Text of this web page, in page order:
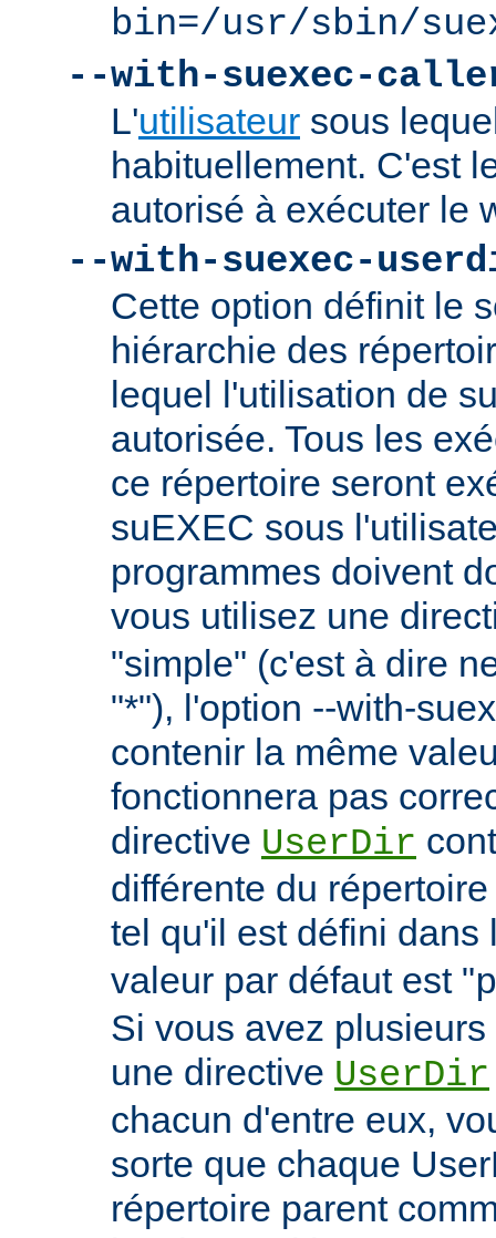
bin=/usr/sbin/
--with-suexec-
L'utilisateur sous
habituellement. C'est
autorisé à exécuter le
--with-suexec-
Cette option définit le
hiérarchie des
lequel l'utilisation de
autorisée. Tous les
ce répertoire seront
suEXEC sous
programmes doivent
vous utilisez une
"simple" (c'est à dire
"*"), l'option --with-
contenir la même
fonctionnera pas
directive UserDir
différente du
tel qu'il est défini
valeur par défaut est "
Si vous avez
une directive UserDir
chacun d'entre eux,
sorte que chaque
répertoire parent